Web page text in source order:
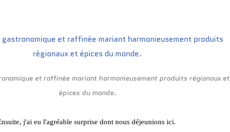
et raffinée mariant harmonieusement produits régionaux et
épices du monde.
j'ai eu l'agréable surprise dont nous déjeunions ici.